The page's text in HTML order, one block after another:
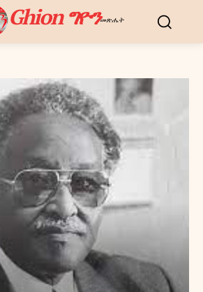
Ghion ግዮንመጽሔት